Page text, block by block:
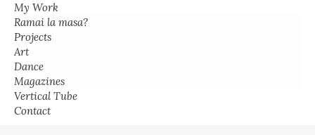
My Work
Ramai la masa?
Projects
Art
Dance
Magazines
Vertical Tube
Contact